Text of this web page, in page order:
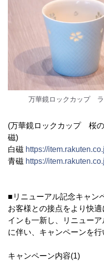
万華鏡ロックカップ
(万華鏡ロックカップ 桜
磁)
白磁 https://
青磁 https://
■リニューアル記念キャン
お客様との接点をより快
インも一新し、リニュー
に伴い、キャンペーンを行
キャンペーン内容(1)